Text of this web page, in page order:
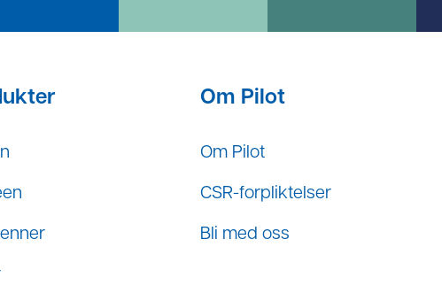
Om Pilot
Om Pilot
CSR-forpliktelser
Bli med oss